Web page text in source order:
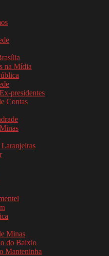
na Mídia
presidentes
Contas
Minas
do Baixio
Manteninha